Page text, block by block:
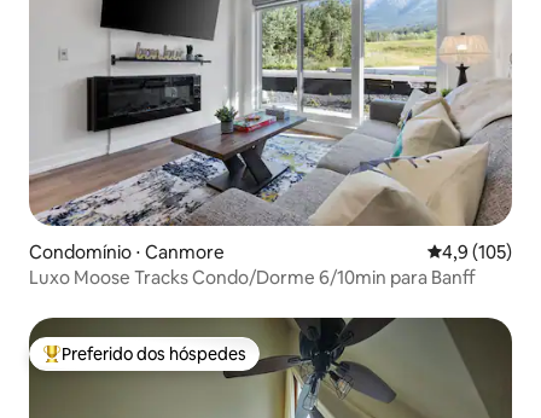
Condomínio ⋅ Canmore 4,9 de uma
4,9 (105)
Luxo Moose Tracks Condo/Dorme 6/10min para Banff
Entre os melhores preferidos dos hóspedes
Preferido dos hóspedes